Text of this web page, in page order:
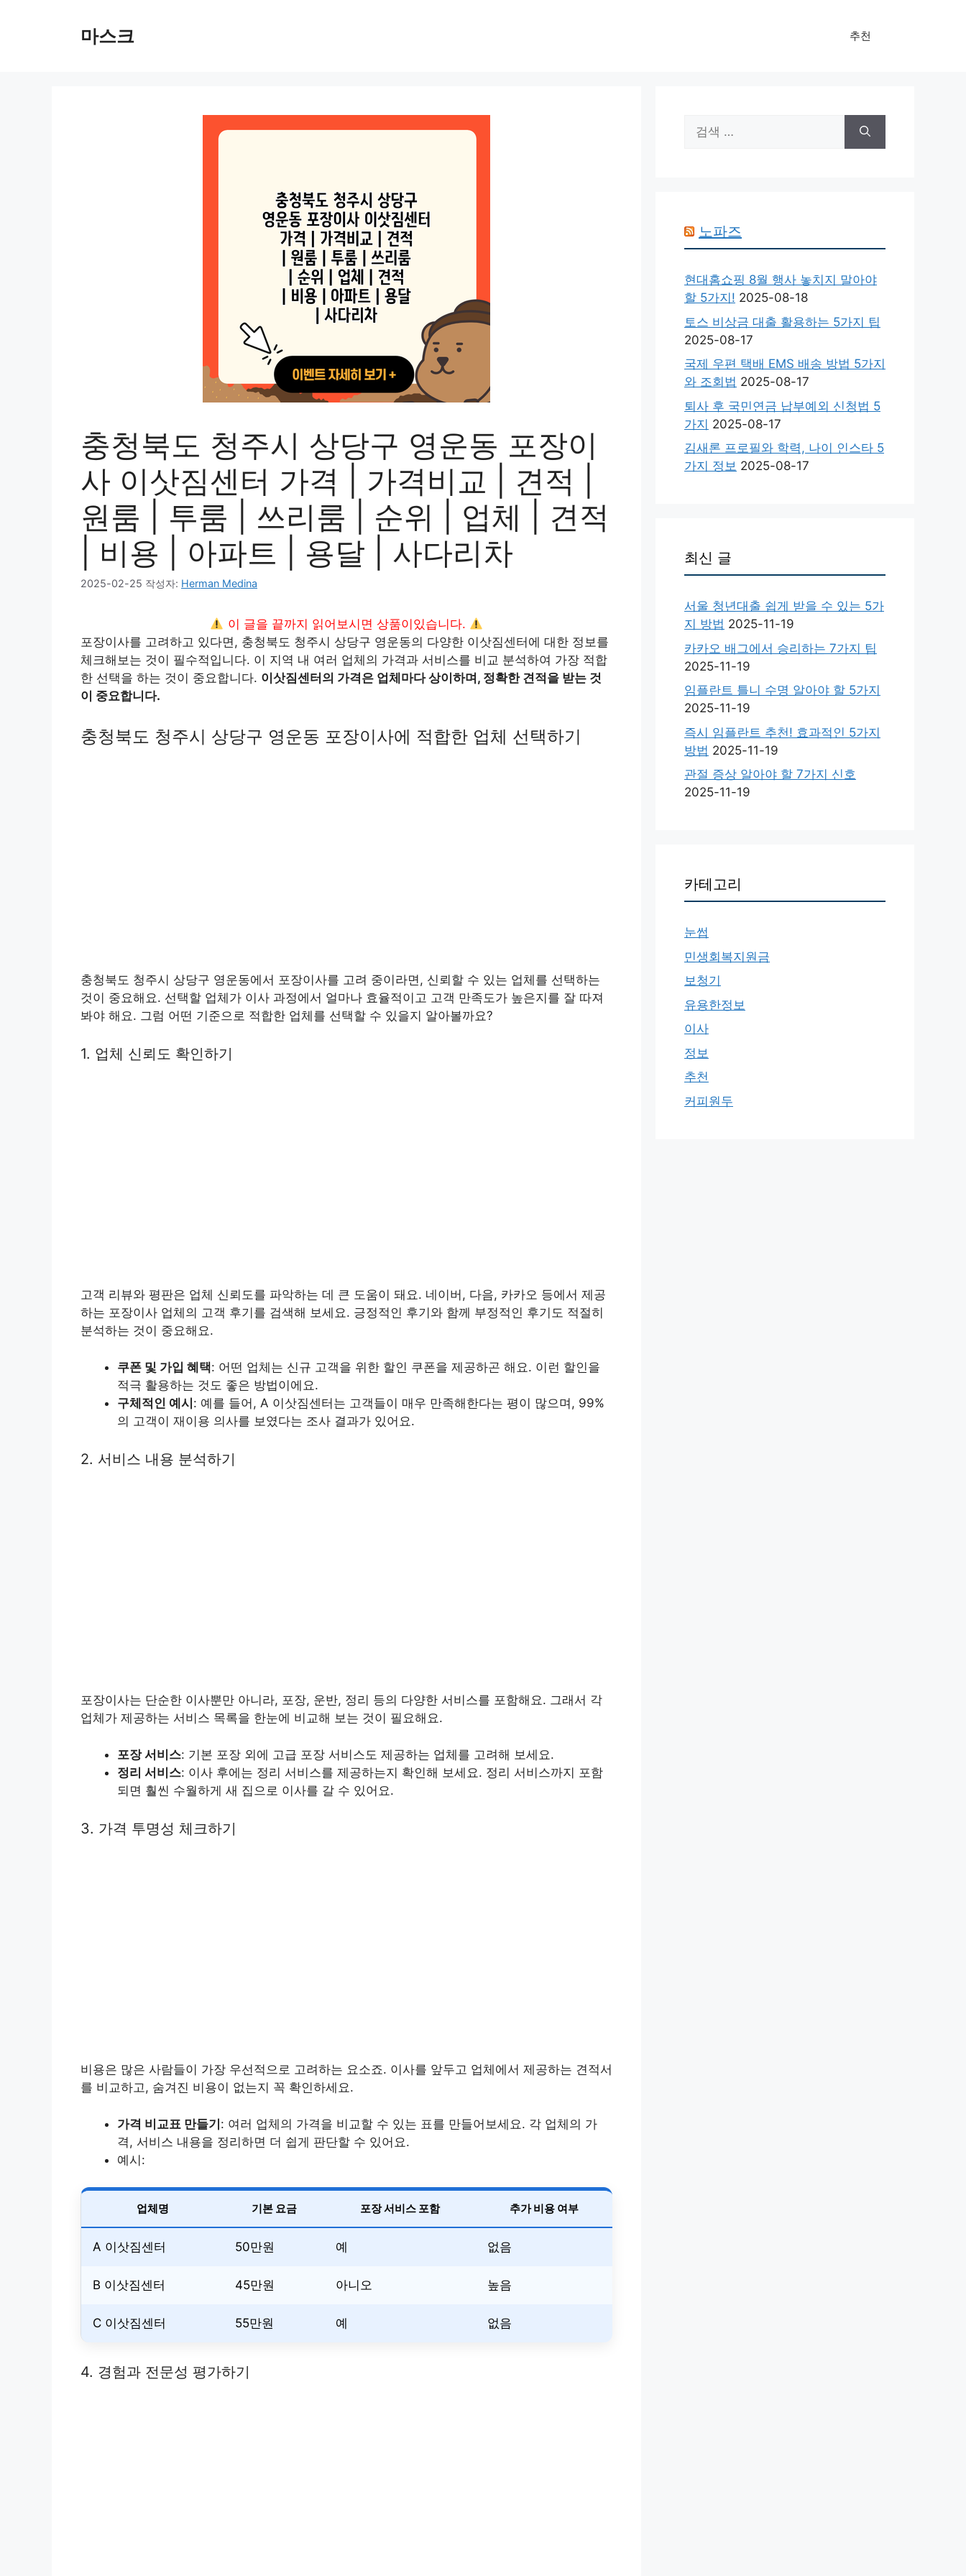
마스크 추천
충청북도 청주시 상당구 영운동 포장이
사 이삿짐센터 가격 | 가격비교 | 견적 |
원룸 | 투룸 | 쓰리룸 | 순위 | 업체 | 견적
| 비용 | 아파트 | 용달 | 사다리차
2025-02-25 작성자: Herman Medina
이 글을 끝까지 읽어보시면 상품이있습니다.
포장이사를 고려하고 있다면, 충청북도 청주시 상당구 영운동의 다양한 이삿짐센터에 대한 정보를
체크해보는 것이 필수적입니다. 이 지역 내 여러 업체의 가격과 서비스를 비교 분석하여 가장 적합
한 선택을 하는 것이 중요합니다. 이삿짐센터의 가격은 업체마다 상이하며, 정확한 견적을 받는 것
이 중요합니다.
충청북도 청주시 상당구 영운동 포장이사에 적합한 업체 선택하기
충청북도 청주시 상당구 영운동에서 포장이사를 고려 중이라면, 신뢰할 수 있는 업체를 선택하는
것이 중요해요. 선택할 업체가 이사 과정에서 얼마나 효율적이고 고객 만족도가 높은지를 잘 따져
봐야 해요. 그럼 어떤 기준으로 적합한 업체를 선택할 수 있을지 알아볼까요?
1. 업체 신뢰도 확인하기
고객 리뷰와 평판은 업체 신뢰도를 파악하는 데 큰 도움이 돼요. 네이버, 다음, 카카오 등에서 제공
하는 포장이사 업체의 고객 후기를 검색해 보세요. 긍정적인 후기와 함께 부정적인 후기도 적절히
분석하는 것이 중요해요.
쿠폰 및 가입 혜택: 어떤 업체는 신규 고객을 위한 할인 쿠폰을 제공하곤 해요. 이런 할인을
적극 활용하는 것도 좋은 방법이에요.
구체적인 예시: 예를 들어, A 이삿짐센터는 고객들이 매우 만족해한다는 평이 많으며, 99%
의 고객이 재이용 의사를 보였다는 조사 결과가 있어요.
2. 서비스 내용 분석하기
포장이사는 단순한 이사뿐만 아니라, 포장, 운반, 정리 등의 다양한 서비스를 포함해요. 그래서 각
업체가 제공하는 서비스 목록을 한눈에 비교해 보는 것이 필요해요.
포장 서비스: 기본 포장 외에 고급 포장 서비스도 제공하는 업체를 고려해 보세요.
정리 서비스: 이사 후에는 정리 서비스를 제공하는지 확인해 보세요. 정리 서비스까지 포함
되면 훨씬 수월하게 새 집으로 이사를 갈 수 있어요.
3. 가격 투명성 체크하기
비용은 많은 사람들이 가장 우선적으로 고려하는 요소죠. 이사를 앞두고 업체에서 제공하는 견적서
를 비교하고, 숨겨진 비용이 없는지 꼭 확인하세요.
가격 비교표 만들기: 여러 업체의 가격을 비교할 수 있는 표를 만들어보세요. 각 업체의 가
격, 서비스 내용을 정리하면 더 쉽게 판단할 수 있어요.
예시:
업체명 기본 요금 포장 서비스 포함 추가 비용 여부
A 이삿짐센터 50만원 예 없음
B 이삿짐센터 45만원 아니오 높음
C 이삿짐센터 55만원 예 없음
4. 경험과 전문성 평가하기
색:
노파즈
현대홈쇼핑 8월 행사 놓치지 말아야
할 5가지! 2025-08-18
토스 비상금 대출 활용하는 5가지 팁
2025-08-17
국제 우편 택배 EMS 배송 방법 5가지
와 조회법 2025-08-17
퇴사 후 국민연금 납부예외 신청법 5
가지 2025-08-17
김새론 프로필와 학력, 나이 인스타 5
가지 정보 2025-08-17
최신 글
서울 청년대출 쉽게 받을 수 있는 5가
지 방법 2025-11-19
카카오 배그에서 승리하는 7가지 팁
2025-11-19
임플란트 틀니 수명 알아야 할 5가지
2025-11-19
즉시 임플란트 추천! 효과적인 5가지
방법 2025-11-19
관절 증상 알아야 할 7가지 신호
2025-11-19
카테고리
눈썹
민생회복지원금
보청기
유용한정보
이사
정보
추천
커피원두